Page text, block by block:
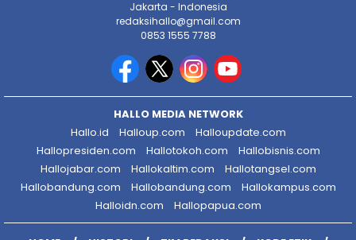
Jakarta - Indonesia
redaksihallo@gmail.com
0853 1555 7788
HALLO MEDIA NETWORK
Hallo.id
Halloup.com
Halloupdate.com
Hallopresiden.com
Hallotokoh.com
Hallobisnis.com
Hallojabar.com
Hallokaltim.com
Hallotangsel.com
Hallobandung.com
Hallobandung.com
Hallokampus.com
Halloidn.com
Hallopapua.com